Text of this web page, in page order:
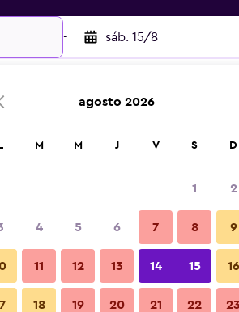
- sáb. 15/8
Oferta más barata de precio por noche
Proveedor Total noche
$74 Ver oferta
agosto 2026
L M M J V S D
1 2
4 5 6 7 8 9
11 12 13 14 15 16
18 19 20 21 22 23